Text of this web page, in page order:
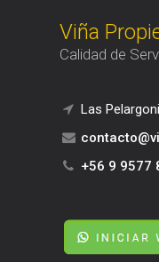
Viña
Calidad de
Las
+56 9 9577